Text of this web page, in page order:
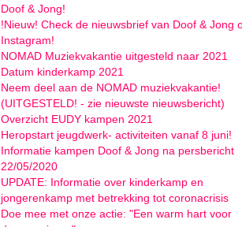
Doof & Jong!
!Nieuw! Check de nieuwsbrief van Doof & Jong
Instagram!
NOMAD Muziekvakantie uitgesteld naar 2021
Datum kinderkamp 2021
Neem deel aan de NOMAD muziekvakantie!
(UITGESTELD! - zie nieuwste nieuwsbericht)
Overzicht EUDY kampen 2021
Heropstart jeugdwerk- activiteiten vanaf 8 juni!
Informatie kampen Doof & Jong na persbericht
22/05/2020
UPDATE: Informatie over kinderkamp en
jongerenkamp met betrekking tot coronacrisis
Doe mee met onze actie: "Een warm hart voor